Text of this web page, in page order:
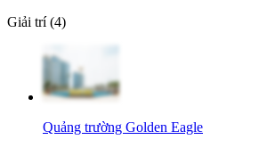
Giải trí (4)
Quảng trường Golden Eagle